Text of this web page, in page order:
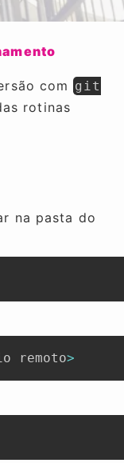
com git
rotinas
na pasta do
remoto>